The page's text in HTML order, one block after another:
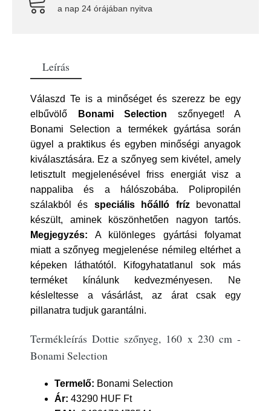
a nap 24 órájában nyitva
Leírás
Válaszd Te is a minőséget és szerezz be egy
elbűvölő
Bonami Selection szőnyeget! A
Bonami Selection a termékek gyártása során
ügyel a praktikus és egyben minőségi anyagok
kiválasztására. Ez a szőnyeg sem kivétel, amely
letisztult megjelenésével friss energiát visz a
nappaliba és a hálószobába. Polipropilén
szálakból és speciális hőálló frízbevonattal
készült, aminek köszönhetően nagyon tartós.
Megjegyzés: A különleges gyártási folyamat
miatt a szőnyeg megjelenése némileg eltérhet a
képeken láthatótól. Kifogyhatatlanul sok más
terméket kínálunk kedvezményesen. Ne
késleltesse a vásárlást, az árat csak egy
pillanatra tudjuk garantálni.
Termékleírás Dottie szőnyeg, 160 x 230 cm -
Bonami Selection
Termelő: Bonami Selection
Ár: 43290 HUF Ft